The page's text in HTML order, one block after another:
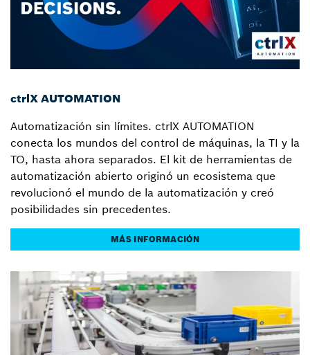
ctrlX AUTOMATION
Automatización sin límites. ctrlX AUTOMATION
conecta los mundos del control de máquinas, la TI y la
TO, hasta ahora separados. El kit de herramientas de
automatización abierto originó un ecosistema que
revolucionó el mundo de la automatización y creó
posibilidades sin precedentes.
MÁS INFORMACIÓN